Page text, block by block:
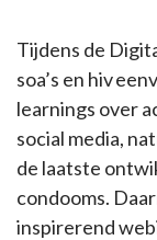
Tijdens de
soa’s en hiv
learnings over
social media,
de laatste
condooms.
inspirerend